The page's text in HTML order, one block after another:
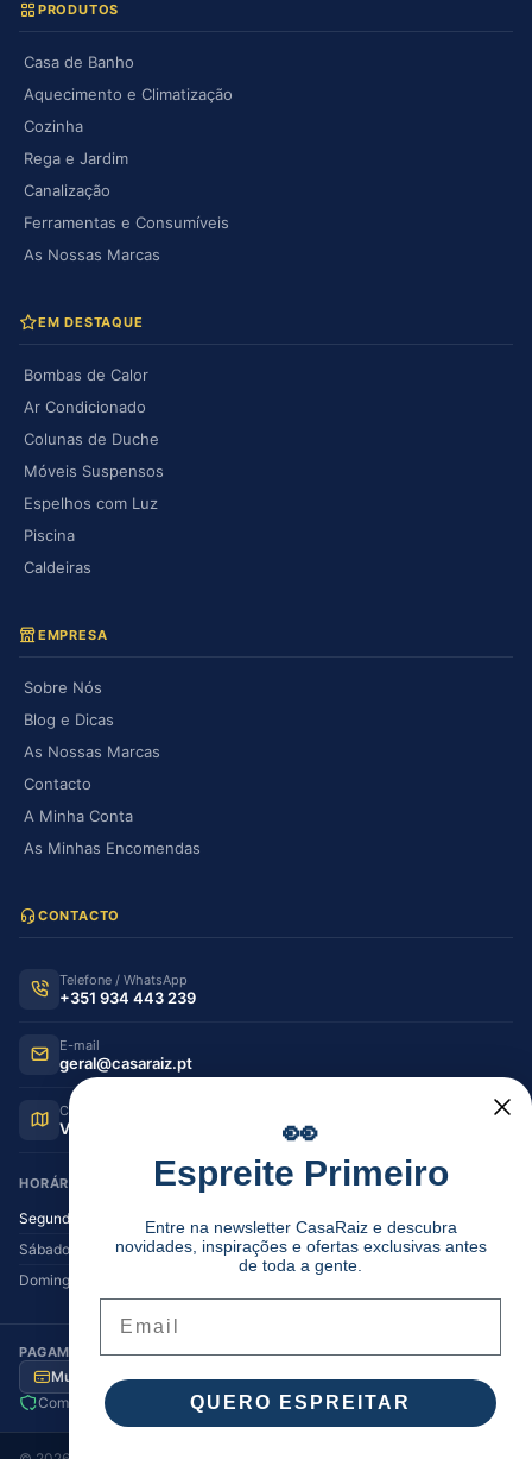
PRODUTOS
Casa de Banho
Aquecimento e Climatização
Cozinha
Rega e Jardim
Canalização
Ferramentas e Consumíveis
As Nossas Marcas
EM DESTAQUE
Bombas de Calor
Ar Condicionado
Colunas de Duche
Móveis Suspensos
Espelhos com Luz
Piscina
Caldeiras
EMPRESA
Sobre Nós
Blog e Dicas
As Nossas Marcas
Contacto
A Minha Conta
As Minhas Encomendas
CONTACTO
Telefone / WhatsApp
+351 934 443 239
E-mail
geral@casaraiz.pt
Como chegar
Ver no Google Maps
HORÁRIO DE FUNCIONAMENTO
Segunda — Sexta
08:30–12:30 | 14:00–19:30
Sábado
08:30–12:30 | 14:00–17:00
Domingo
PAGAMENTO SEGURO
Multibanco MB Way Visa / MC
Transferência
Compra segura
Envio para Portugal
👀
Espreite Primeiro
Entre na newsletter CasaRaiz e descubra
novidades, inspirações e ofertas exclusivas antes
de toda a gente.
QUERO ESPREITAR